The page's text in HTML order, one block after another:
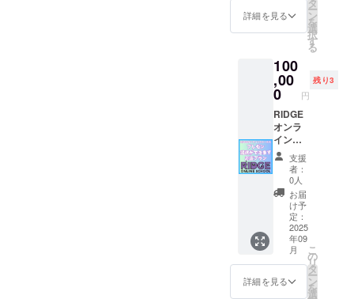
映像リ
ンクも
ます！
（ご入
力いた
だいた
お名前
でサイ
ンさせ
ていた
だきま
す）
（発達
凸凹解
説の特
典映像
リンク
はメー
ルで提
供いた
いつで
とがで
きま
す。
（相談
日程に
ついて
は、後
日メー
ルで送
信させ
ていた
だきま
す）
ド】
RIDGE
ONLINE
Lのホー
ムペー
ジの支
援者様
一覧
に、支
援者様
のお名
前
（ニッ
クネー
ム）を
掲載し
ます。
・掲載
期間：
事業が
存続す
る限り
詳細を見る ー
ン
を
選
択
す
る
100
,00
0 円
残り3
RIDGE
オンラ
インス
クール
でプレ
ゼンや
講演が
できま
す！応
援プラ
するだ
けでな
く、未
来を担
支援
者：
0人
お届
け予
定：
2025
年09
月
詳細を見る
こ
の
リ
タ
ー
ン
を
選